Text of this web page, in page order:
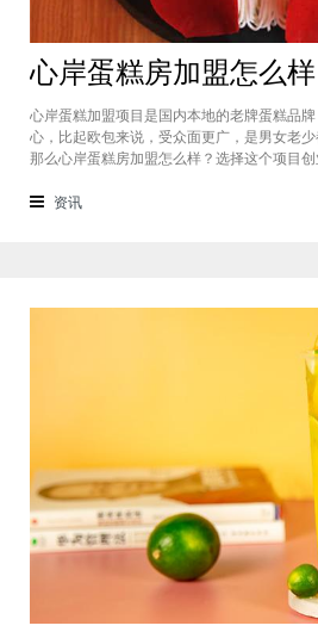
心岸蛋糕加盟项目是国内本地的老牌蛋糕品
心，比起欧包来说，受众面更广，是男女老少
那么心岸蛋糕房加盟怎么样？选择这个项目创
要不就是流行可颂，怎么还会有加盟商去加盟
资讯